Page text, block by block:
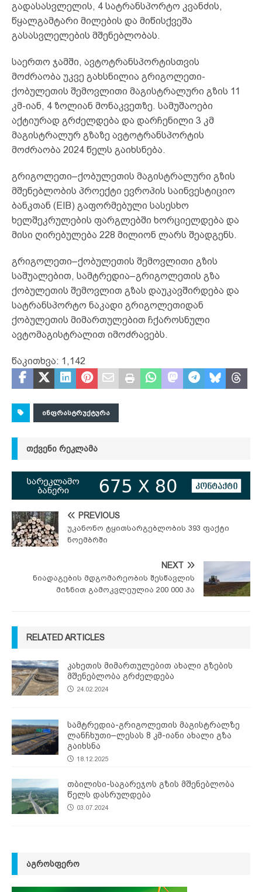
გადასასვლელის, 4 სატრანსპორტო კვანძის,
წყალგამტარი მილების და მიწისქვეშა
გასასვლელების მშენებლობას.
საერთო ჯამში, ავტოტრანსპორტისთვის
მოძრაობა უკვე გახსნილია გრიგოლეთი-
ქობულეთის შემოვლითი მაგისტრალური გზის 11
კმ-იან, 4 ზოლიან მონაკვეთზე. სამუშაოები
აქტიურად გრძელდება და დარჩენილი 3 კმ
მაგისტრალურ გზაზე ავტოტრანსპორტის
მოძრაობა 2024 წელს გაიხსნება.
გრიგოლეთი–ქობულეთის მაგისტრალური გზის
მშენებლობის პროექტი ევროპის საინვესტიციო
ბანკთან (EIB) გაფორმებული სასესხო
ხელშეკრულების ფარგლებში ხორციელდება და
მისი ღირებულება 228 მილიონ ლარს შეადგენს.
გრიგოლეთი–ქობულეთის შემოვლითი გზის
საშუალებით, სამტრედია–გრიგოლეთის გზა
ქობულეთის შემოვლით გზას დაუკავშირდება და
სატრანსპორტო ნაკადი გრიგოლეთიდან
ქობულეთის მიმართულებით ჩქაროსნული
ავტომაგისტრალით იმოძრავებს.
წაკითხვა: 1,142
ᲘᲜᲤᲠᲐᲡᲢᲠᲣᲥᲢᲣᲠᲐ
ᲗᲥᲕᲔᲜᲘ ᲠᲔᲙᲚᲐᲛᲐ
PREVIOUS
უკანონო ტყითსარგებლობის 393 ფაქტი
ნოემბრში
NEXT
ნიადაგების მდგომარეობის შესწავლის
მიზნით გამოკვლეულია 200 000 ჰა
RELATED ARTICLES
კახეთის მიმართულებით ახალი გზების
მშენებლობა გრძელდება
24.02.2024
სამტრედია-გრიგოლეთის მაგისტრალზე
ლანჩხუთი–ლესას 8 კმ-იანი ახალი გზა
გაიხსნა
18.12.2025
თბილისი-საგარეჯოს გზის მშენებლობა
წელს დასრულდება
03.07.2024
ᲐᲒᲠᲝᲡᲤᲔᲠᲝ